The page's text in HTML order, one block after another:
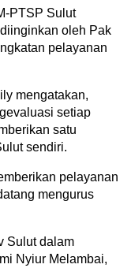
PTSP Sulut
oleh Pak
pelayanan
mengatakan,
setiap
satu
sendiri.
pelayanan
mengurus
Sulut dalam
Nyiur Melambai,